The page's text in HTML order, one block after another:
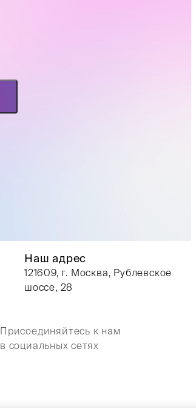
Наш адрес
121609, г. Москва, Рублевское
шоссе, 28
Присоединяйтесь к нам
в социальных сетях